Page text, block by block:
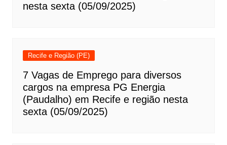
nesta sexta (05/09/2025)
Recife e Região (PE)
7 Vagas de Emprego para diversos
cargos na empresa PG Energia
(Paudalho) em Recife e região nesta
sexta (05/09/2025)